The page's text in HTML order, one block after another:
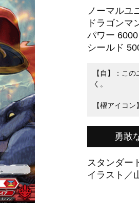
ノーマルユ
ドラゴンマ
パワー 6000
シールド
【自】：こ
く。
【櫂アイコン】
勇敢
スタンダー
イラスト／